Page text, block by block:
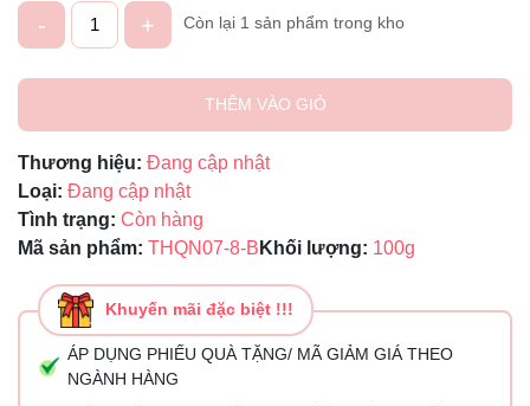
- + Còn lại 1 sản phẩm trong kho
THÊM VÀO GIỎ
Thương hiệu: Đang cập nhật
Loại: Đang cập nhật
Tình trạng: Còn hàng
Mã sản phẩm: THQN07-8-B Khối lượng: 100g
Khuyến mãi đặc biệt !!!
ÁP DỤNG PHIẾU QUÀ TẶNG/ MÃ GIẢM GIÁ THEO
NGÀNH HÀNG